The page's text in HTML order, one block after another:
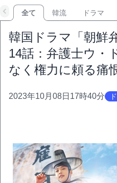
全て 韓流 ドラマ
韓国ドラマ「朝鮮
14話：弁護士ウ・
なく権力に頼る痛
2023年10月08日17時40分